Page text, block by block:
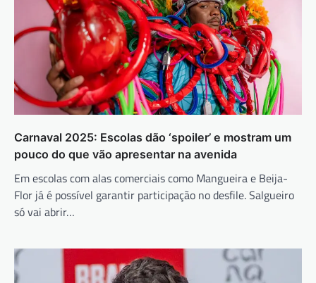
Carnaval 2025: Escolas dão ‘spoiler’ e mostram um
pouco do que vão apresentar na avenida
Em escolas com alas comerciais como Mangueira e Beija-
Flor já é possível garantir participação no desfile. Salgueiro
só vai abrir…